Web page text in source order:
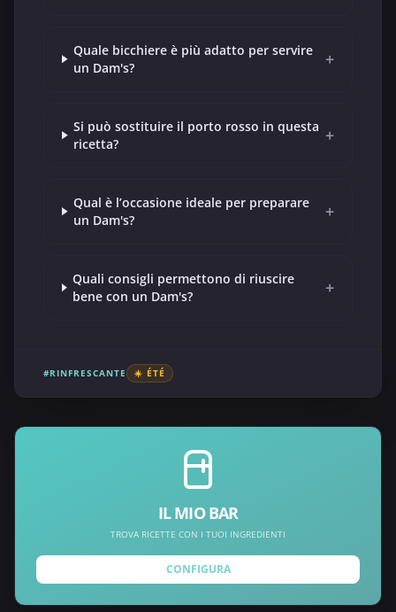
Quale bicchiere è più adatto per servire
un Dam's?
+
Si può sostituire il porto rosso in questa
ricetta?
+
Qual è l’occasione ideale per preparare
un Dam's?
+
Quali consigli permettono di riuscire
bene con un Dam's?
+
#RINFRESCANTE ☀️ ÉTÉ
IL MIO BAR
TROVA RICETTE CON I TUOI INGREDIENTI
CONFIGURA